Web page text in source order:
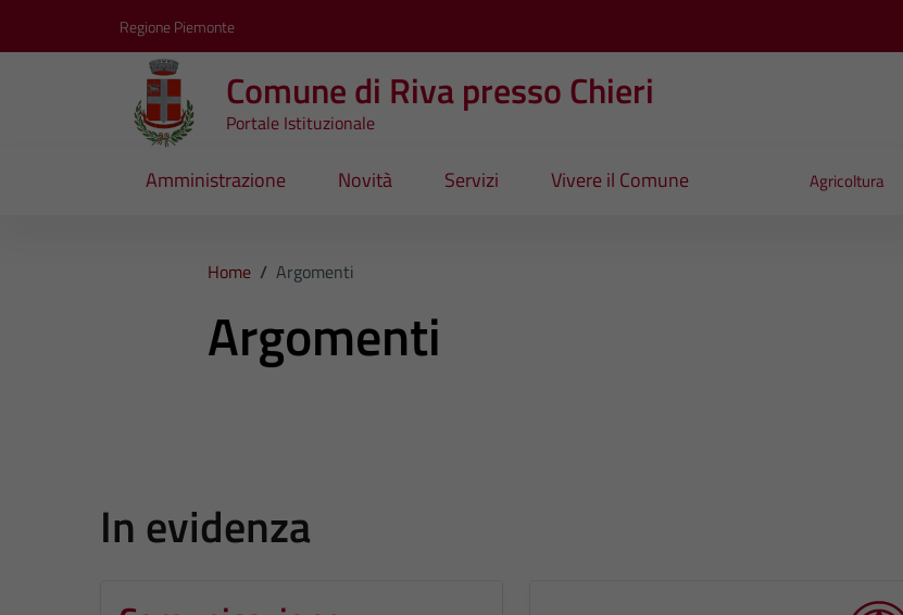
Regione Piemonte
Comune di Riva presso Chieri
Portale Istituzionale
Amministrazione Novità Servizi Vivere il Comune Agricoltura
Home / Argomenti
Argomenti
In evidenza